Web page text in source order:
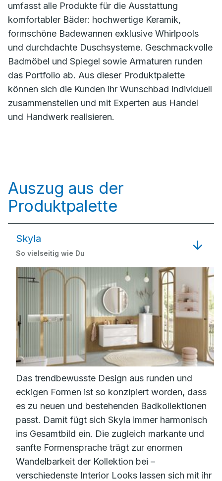
umfasst alle Produkte für die Ausstattung
komfortabler Bäder: hochwertige Keramik,
formschöne Badewannen exklusive Whirlpools
und durchdachte Duschsysteme. Geschmackvolle
Badmöbel und Spiegel sowie Armaturen runden
das Portfolio ab. Aus dieser Produktpalette
können sich die Kunden ihr Wunschbad individuell
zusammenstellen und mit Experten aus Handel
und Handwerk realisieren.
Auszug aus der
Produktpalette
Skyla
So vielseitig wie Du
Das trendbewusste Design aus runden und
eckigen Formen ist so konzipiert worden, dass
es zu neuen und bestehenden Badkollektionen
passt. Damit fügt sich Skyla immer harmonisch
ins Gesamtbild ein. Die zugleich markante und
sanfte Formensprache trägt zur enormen
Wandelbarkeit der Kollektion bei –
verschiedenste Interior Looks lassen sich mit ihr